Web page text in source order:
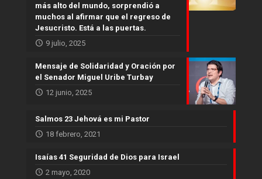
más alto del mundo, sorprendió a
muchos al afirmar que el regreso de
Jesucristo. Está a las puertas.
9 julio, 2025
Mensaje de Solidaridad y Oración por
el Senador Miguel Uribe Turbay
12 junio, 2025
Salmos 23 Jehová es mi Pastor
18 febrero, 2021
Isaías 41 Seguridad de Dios para Israel
2 mayo, 2020